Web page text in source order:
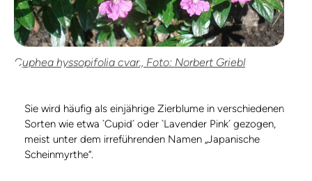
Cuphea hyssopifolia cvar., Foto: Norbert Griebl
Sie wird häufig als einjährige Zierblume in verschiedenen
Sorten wie etwa `Cupid´ oder `Lavender Pink´ gezogen,
meist unter dem irreführenden Namen „Japanische
Scheinmyrthe“.